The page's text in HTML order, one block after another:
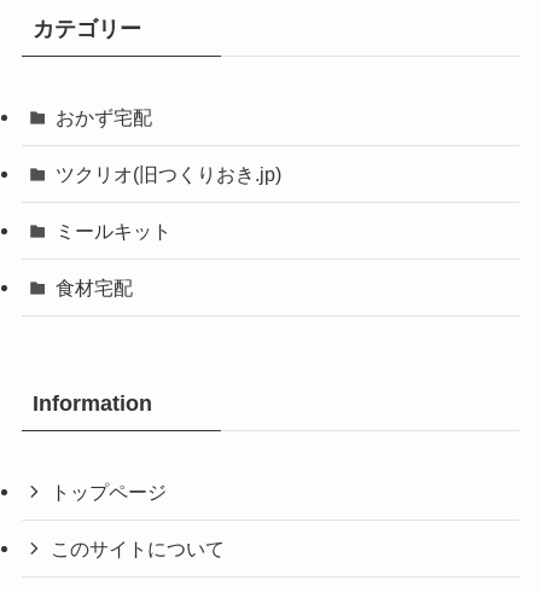
カテゴリー
おかず宅配
ツクリオ(旧つくりおき.jp)
ミールキット
食材宅配
Information
トップページ
このサイトについて